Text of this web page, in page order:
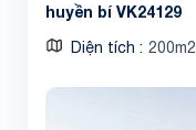
huyền bí VK24129
Diện tích